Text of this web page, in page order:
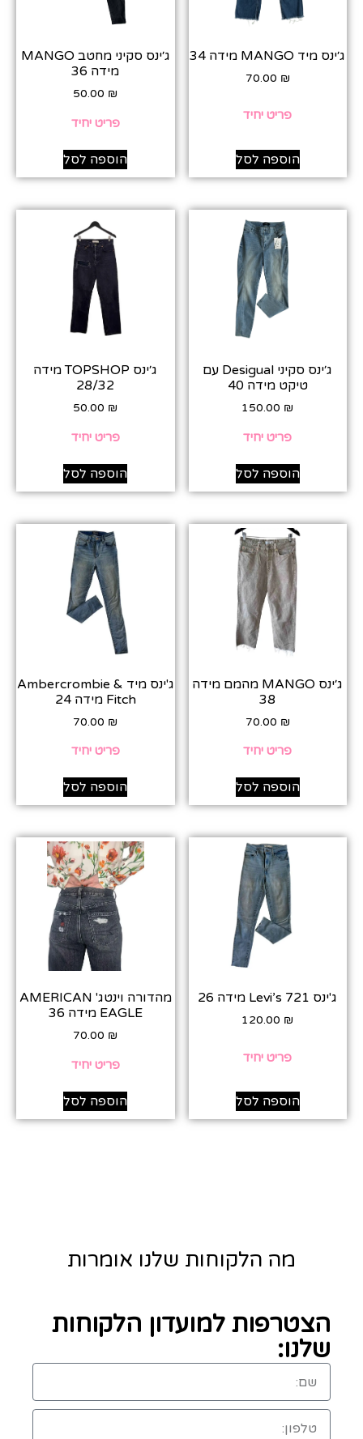
ג׳ינס מיד MANGO מידה 34
70.00 ₪
פריט יחיד
הוספה לסל
ג׳ינס סקיני מחטב MANGO
מידה 36
50.00 ₪
פריט יחיד
הוספה לסל
ג׳ינס סקיני Desigual עם
טיקט מידה 40
150.00 ₪
פריט יחיד
הוספה לסל
ג׳ינס TOPSHOP מידה
28/32
50.00 ₪
פריט יחיד
הוספה לסל
ג׳ינס MANGO מהמם מידה
38
70.00 ₪
פריט יחיד
הוספה לסל
ג'ינס מיד Ambercrombie &
Fitch מידה 24
70.00 ₪
פריט יחיד
הוספה לסל
ג'ינס Levi’s 721 מידה 26
120.00 ₪
פריט יחיד
הוספה לסל
מהדורה וינטג' AMERICAN
EAGLE מידה 36
70.00 ₪
פריט יחיד
הוספה לסל
מה הלקוחות שלנו אומרות
הצטרפות למועדון הלקוחות
שלנו: